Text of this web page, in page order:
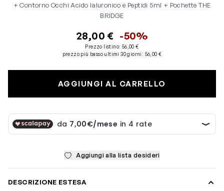
+ Contorno Occhi Acido Ialuronico e Peptidi 5ml + Pochette THE
BRIDGE
28,00 € -50%
Prezzo listino: 56,00 €
prezzo più basso ultimi 30 giorni : 56,00 €
AGGIUNGI AL CARRELLO
Aggiungi alla lista desideri
DESCRIZIONE ESTESA